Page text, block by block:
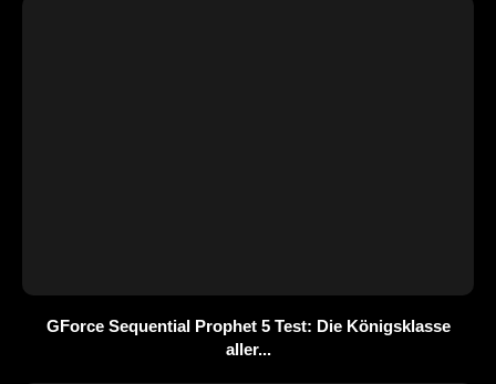
GForce Sequential Prophet 5 Test: Die Königsklasse
aller...